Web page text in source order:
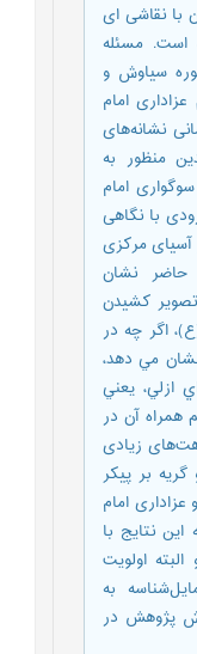
نقاشی ای
مسئله
سیاوش و
امام
نشانه‌های
منظور به
امام
با نگاهی
مرکزی
حاضر نشان
کشیدن
اگر چه در
مي دهد،
ازلي، يعني
آن در
زیادی
بر پیکر
امام
نتایج با
اولویت
به
پژوهش در